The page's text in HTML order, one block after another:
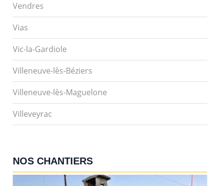
Vendres
Vias
Vic-la-Gardiole
Villeneuve-lès-Béziers
Villeneuve-lès-Maguelone
Villeveyrac
NOS CHANTIERS